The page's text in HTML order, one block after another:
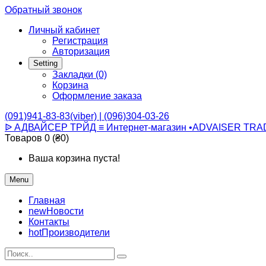
Обратный звонок
Личный кабинет
Регистрация
Авторизация
Setting
Закладки (0)
Корзина
Оформление заказа
(091)941-83-83(viber) | (096)304-03-26
ᐉ АДВАЙСЕР ТРЙД ≡ Интернет-магазин •ADVAISER
Товаров 0 (₴0)
Ваша корзина пуста!
Menu
Главная
newНовости
Контакты
hotПроизводители